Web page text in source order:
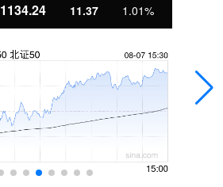
1134.24 11.37 1.01%